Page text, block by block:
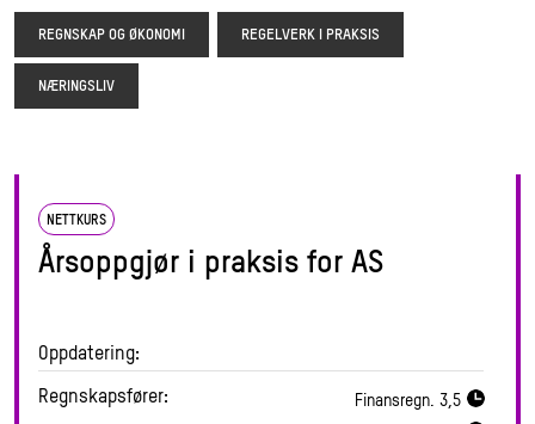
REGNSKAP OG ØKONOMI REGELVERK I PRAKSIS
NÆRINGSLIV
NETTKURS
Årsoppgjør i praksis for AS
Oppdatering:
Regnskapsfører: Finansregn. 3,5